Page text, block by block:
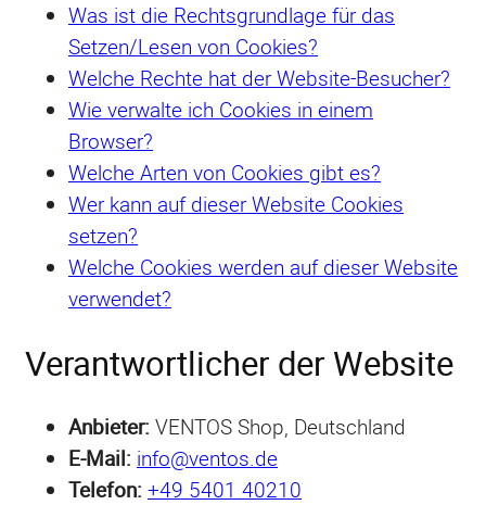
Was ist die Rechtsgrundlage für das
Setzen/Lesen von Cookies?
Welche Rechte hat der Website-Besucher?
Wie verwalte ich Cookies in einem
Browser?
Welche Arten von Cookies gibt es?
Wer kann auf dieser Website Cookies
setzen?
Welche Cookies werden auf dieser Website
verwendet?
Verantwortlicher der Website
Anbieter: VENTOS Shop, Deutschland
E-Mail: info@ventos.de
Telefon: +49 5401 40210